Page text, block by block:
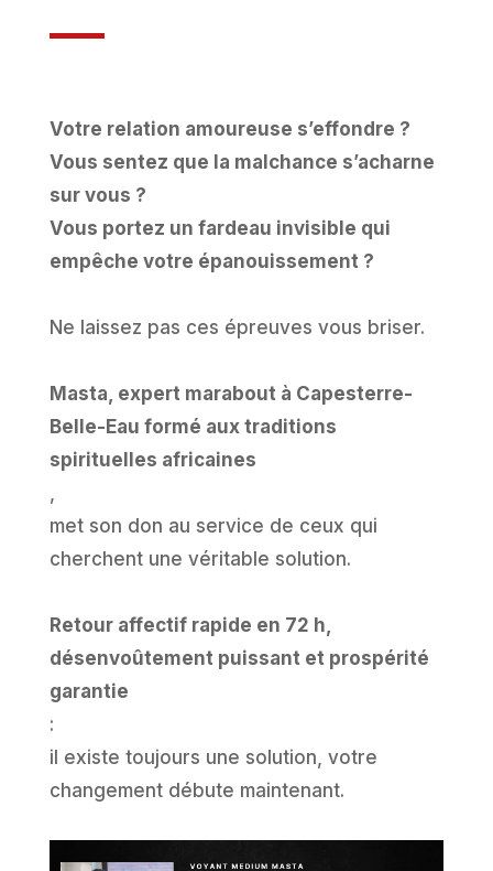
Votre relation amoureuse s’effondre ?
Vous sentez que la malchance s’acharne
sur vous ?
Vous portez un fardeau invisible qui
empêche votre épanouissement ?
Ne laissez pas ces épreuves vous briser.
Masta, expert marabout à Capesterre-
Belle-Eau formé aux traditions
spirituelles africaines
met son don au service de ceux qui
cherchent une véritable solution.
Retour affectif rapide en 72 h,
désenvoûtement puissant et prospérité
garantie
:
il existe toujours une solution, votre
changement débute maintenant.